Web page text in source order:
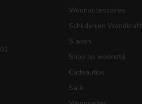
Woonaccessoires
Schilderijen Wandkraft
Slapen
Shop op woonstijl
Cadeautips
Sale